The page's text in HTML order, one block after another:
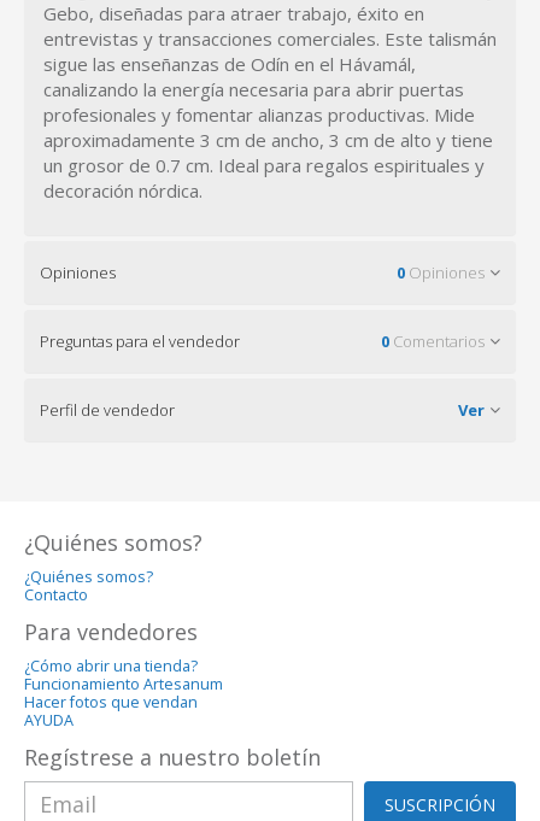
Gebo, diseñadas para atraer trabajo, éxito en
entrevistas y transacciones comerciales. Este talismán
sigue las enseñanzas de Odín en el Hávamál,
canalizando la energía necesaria para abrir puertas
profesionales y fomentar alianzas productivas. Mide
aproximadamente 3 cm de ancho, 3 cm de alto y tiene
un grosor de 0.7 cm. Ideal para regalos espirituales y
decoración nórdica.
Opiniones 0 Opiniones
Preguntas para el vendedor 0 Comentarios
Perfil de vendedor Ver
¿Quiénes somos?
¿Quiénes somos?
Contacto
Para vendedores
¿Cómo abrir una tienda?
Funcionamiento Artesanum
Hacer fotos que vendan
AYUDA
Regístrese a nuestro boletín
SUSCRIPCIÓN